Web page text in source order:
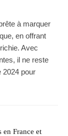
à marquer
en offrant
Avec
il ne reste
2024 pour
en France et